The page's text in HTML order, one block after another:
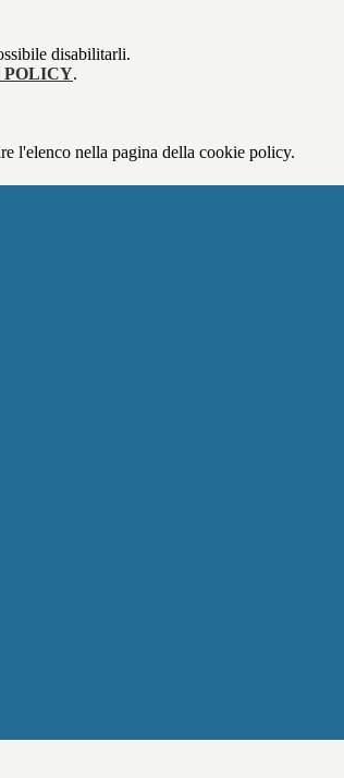
disabilitarli.
POLICY.
l'elenco nella pagina della cookie policy.